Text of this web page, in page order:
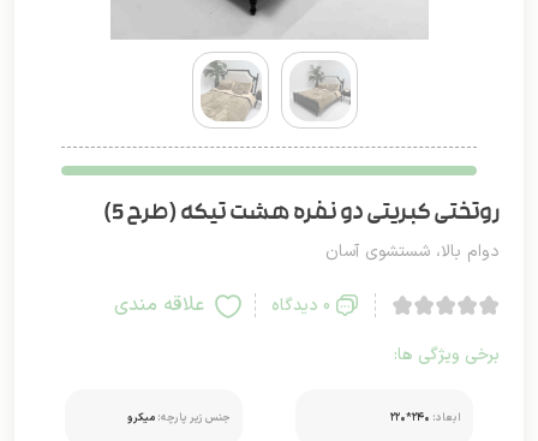
روتختی کبریتی دو نفره هشت تیکه (طرح 5)
دوام بالا، شستشوی آسان
0 دیدگاه علاقه مندی
برخی ویژگی ها:
ابعاد: ۲۴۰*۲۲۰ جنس زیر پارچه: میکرو